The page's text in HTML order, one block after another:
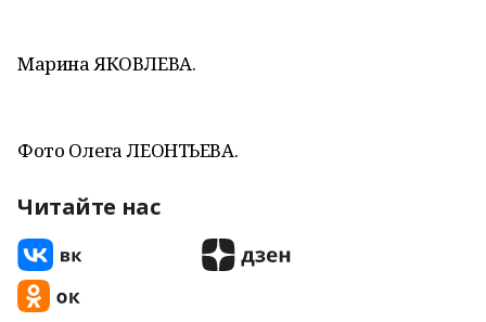
Марина ЯКОВЛЕВА.
Фото Олега ЛЕОНТЬЕВА.
Читайте нас